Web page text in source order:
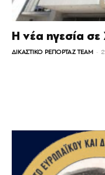
Η νέα ηγεσία
ΔΙΚΑΣΤΙΚΟ ΡΕΠΟΡΤΑΖ TEAM -